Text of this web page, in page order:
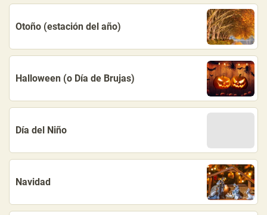
Otoño (estación del año)
Halloween (o Día de Brujas)
Día del Niño
Navidad